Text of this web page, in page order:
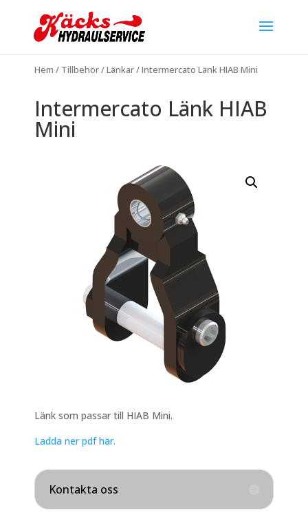
Hem / Tillbehör/Länkar/ Intermercato Länk HIAB Mini
Intermercato Länk HIAB
Mini
Länk som passar till HIAB Mini.
Ladda ner pdf här.
Kontakta oss